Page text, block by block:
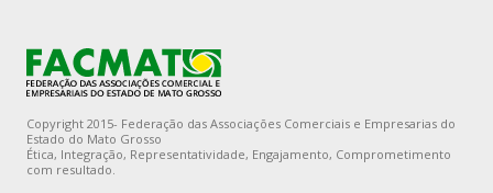
Copyright 2015- Federação das Associações Comerciais e Empresarias do
Estado do Mato Grosso
Ética, Integração, Representatividade, Engajamento, Comprometimento
com resultado.